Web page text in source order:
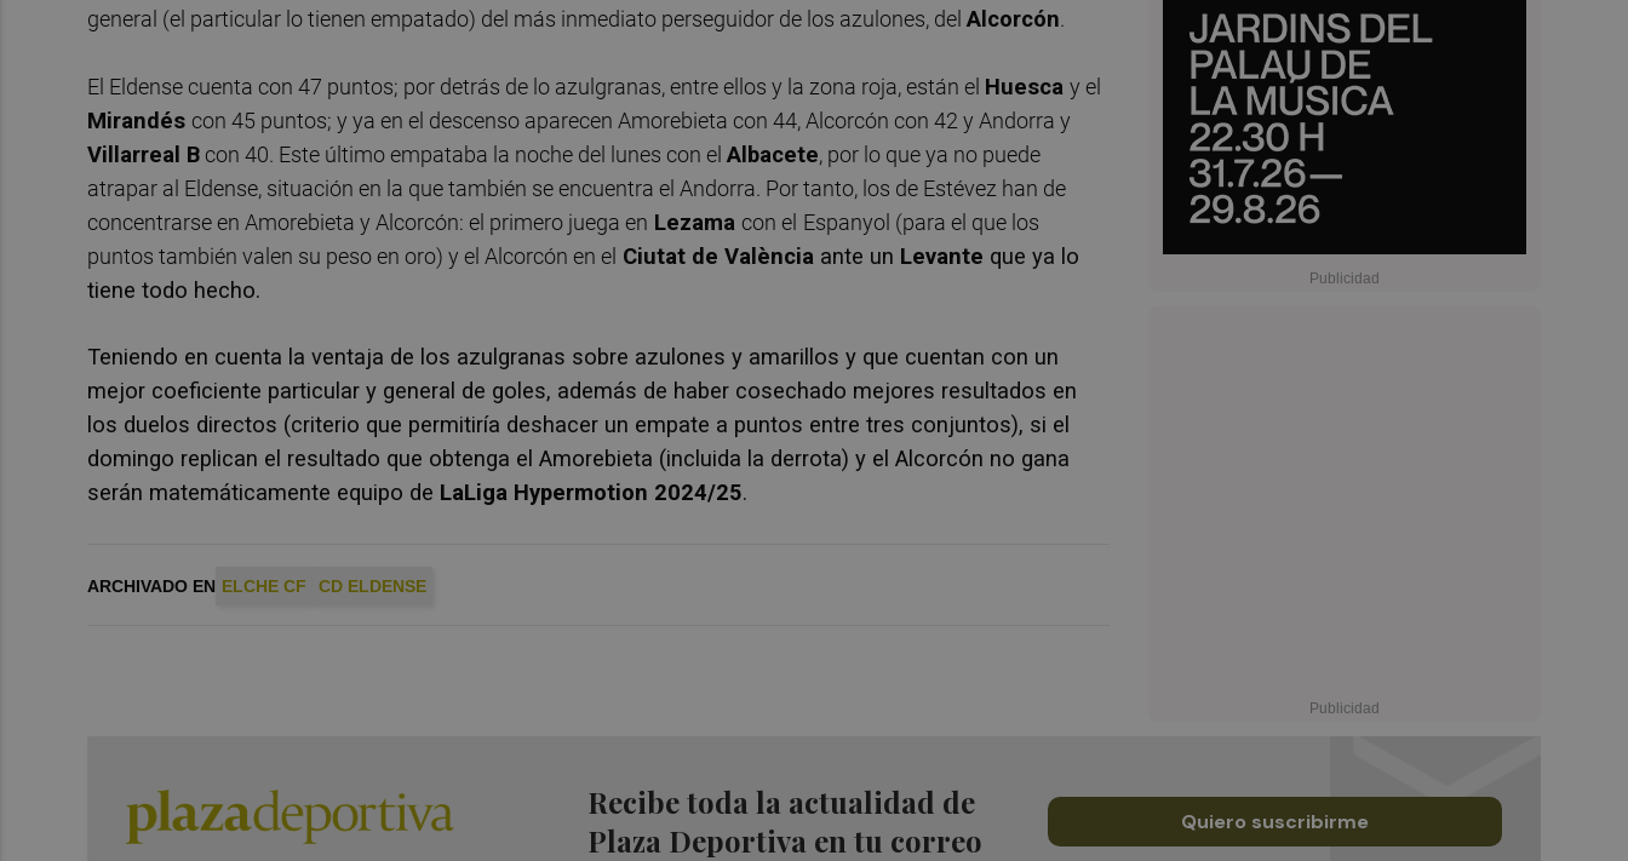
general (el particular lo tienen empatado) del más inmediato perseguidor de los azulones, del Alcorcón.
El Eldense cuenta con 47 puntos; por detrás de lo azulgranas, entre ellos y la zona roja, están el Huesca y el
Mirandés con 45 puntos; y ya en el descenso aparecen Amorebieta con 44, Alcorcón con 42 y Andorra y
Villarreal B con 40. Este último empataba la noche del lunes con el Albacete, por lo que ya no puede
atrapar al Eldense, situación en la que también se encuentra el Andorra. Por tanto, los de Estévez han de
concentrarse en Amorebieta y Alcorcón: el primero juega en Lezama con el Espanyol (para el que los
puntos también valen su peso en oro) y el Alcorcón en el Ciutat de València ante un Levante que ya lo
tiene todo hecho.
Teniendo en cuenta la ventaja de los azulgranas sobre azulones y amarillos y que cuentan con un
mejor coeficiente particular y general de goles, además de haber cosechado mejores resultados en
los duelos directos (criterio que permitiría deshacer un empate a puntos entre tres conjuntos), si el
domingo replican el resultado que obtenga el Amorebieta (incluida la derrota) y el Alcorcón no gana
serán matemáticamente equipo de LaLiga Hypermotion 2024/25.
ARCHIVADO EN ELCHE CF CD ELDENSE
Recibe toda la actualidad de
Plaza Deportiva en tu correo
Quiero suscribirme